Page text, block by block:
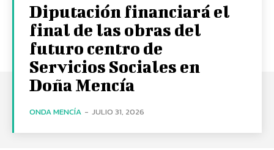
Diputación financiará el
final de las obras del
futuro centro de
Servicios Sociales en
Doña Mencía
ONDA MENCÍA - JULIO 31, 2026